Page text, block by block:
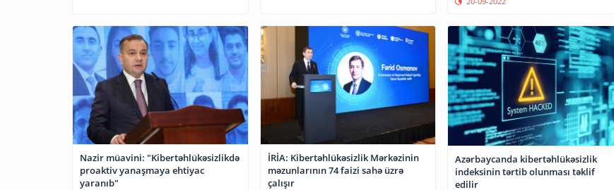
Nazir müavini: "Kibertəhlükəsizlikdə
proaktiv yanaşmaya ehtiyac
yaranıb"
İRİA: Kibertəhlükəsizlik Mərkəzinin
məzunlarının 74 faizi sahə üzrə
çalışır
Azərbaycanda kibertəhlükəsizlik
indeksinin tərtib olunması təklif
edilir